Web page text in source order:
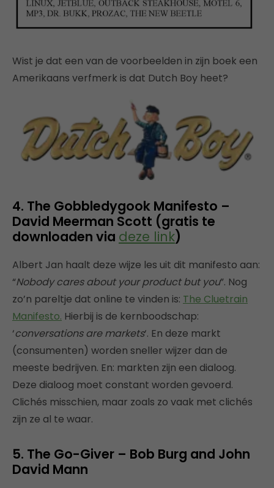
Wist je dat een van de voorbeelden in zijn boek een
Amerikaans verfmerk is dat Dutch Boy heet?
4. The Gobbledygook Manifesto –
David Meerman Scott (gratis te
downloaden via deze link)
Albert Jan haalt deze wijze les uit dit manifesto aan:
“Nobody cares about your product but you”. Nog
zo’n pareltje dat online te vinden is: The Cluetrain
Manifesto. Hierbij is de kernboodschap:
‘conversations are markets‘. En deze markt
(consumenten) worden sneller wijzer dan de
meeste bedrijven. En: markten zijn een dialoog.
Deze dialoog moet constant worden gevoerd.
Clichés misschien, maar zoals zo vaak met clichés
zijn ze al te waar.
5. The Go-Giver – Bob Burg and John
David Mann